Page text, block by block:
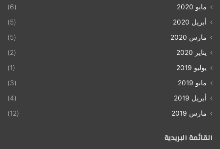
مايو 2020
(6)
أبريل 2020
(5)
مارس 2020
(5)
يناير 2020
(2)
يوليو 2019
(1)
مايو 2019
(3)
أبريل 2019
(4)
مارس 2019
(12)
القائمة البريدية